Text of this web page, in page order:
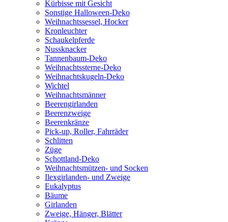
Kürbisse mit Gesicht
Sonstige Halloween-Deko
Weihnachtssessel, Hocker
Kronleuchter
Schaukelpferde
Nussknacker
Tannenbaum-Deko
Weihnachtssterne-Deko
Weihnachtskugeln-Deko
Wichtel
Weihnachtsmänner
Beerengirlanden
Beerenzweige
Beerenkränze
Pick-up, Roller, Fahrräder
Schlitten
Züge
Schottland-Deko
Weihnachtsmützen- und Socken
Ilexgirlanden- und Zweige
Eukalyptus
Bäume
Girlanden
Zweige, Hänger, Blätter